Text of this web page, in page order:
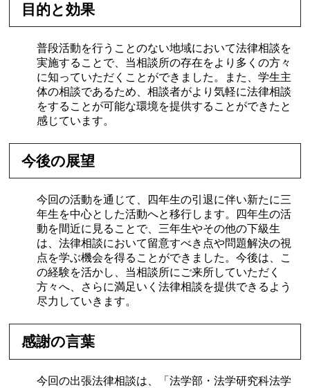
目的と効果
普段活動を行うことのない地域において法律相談を
実施することで、当相談所の存在をより多くの方々
に知っていただくことができました。また、学生主
体の相談であるため、相談者がより気軽に法律相談
をすることが可能な環境を提供することができたと
感じています。
今後の展望
今回の活動を通じて、四年生の引退に伴い新たに三
年生を中心とした活動へと移行します。四年生の活
動を間近に見ることで、三年生やその他の下級生
は、法律相談において留意すべき点や問題解決の視
点を学ぶ機会を得ることができました。今後は、こ
の経験を活かし、当相談所にご来所していただく
方々へ、さらに満足いく法律相談を提供できるよう
尽力していきます。
感謝の言葉
今回の出張法律相談は、「法学部・法学研究科法学